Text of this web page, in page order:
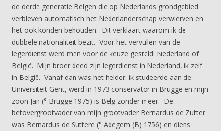
de derde generatie Belgen die op Nederlands grondgebied
verbleven automatisch het Nederlanderschap verwierven en
het ook konden behouden. Dit verklaart waarom ik de
dubbele nationaliteit bezit. Voor het vervullen van de
legerdienst werd men voor de keuze gesteld: Nederland of
België. Mijn broer deed zijn legerdienst in Nederland, ik zelf
in België. Vanaf dan was het helder: ik studeerde aan de
Universiteit Gent, werd in 1973 conservator in Brugge en mijn
zoon Jan (° Brugge 1975) is Belg zonder meer. De
betovergrootvader van mijn grootvader Bernardus de Zutter
was Bernardus de Suttere (° Adegem (B) 1756) en diens